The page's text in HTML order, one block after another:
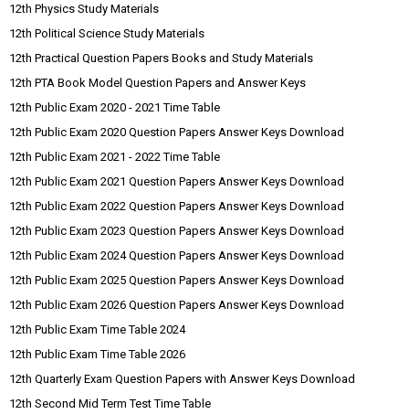
12th Physics Study Materials
12th Political Science Study Materials
12th Practical Question Papers Books and Study Materials
12th PTA Book Model Question Papers and Answer Keys
12th Public Exam 2020 - 2021 Time Table
12th Public Exam 2020 Question Papers Answer Keys Download
12th Public Exam 2021 - 2022 Time Table
12th Public Exam 2021 Question Papers Answer Keys Download
12th Public Exam 2022 Question Papers Answer Keys Download
12th Public Exam 2023 Question Papers Answer Keys Download
12th Public Exam 2024 Question Papers Answer Keys Download
12th Public Exam 2025 Question Papers Answer Keys Download
12th Public Exam 2026 Question Papers Answer Keys Download
12th Public Exam Time Table 2024
12th Public Exam Time Table 2026
12th Quarterly Exam Question Papers with Answer Keys Download
12th Second Mid Term Test Time Table